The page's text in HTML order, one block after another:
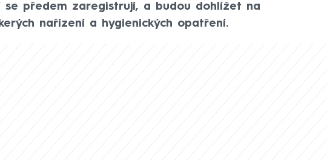
předem zaregistrují, a budou dohlížet na
nařízení a hygienických opatření.